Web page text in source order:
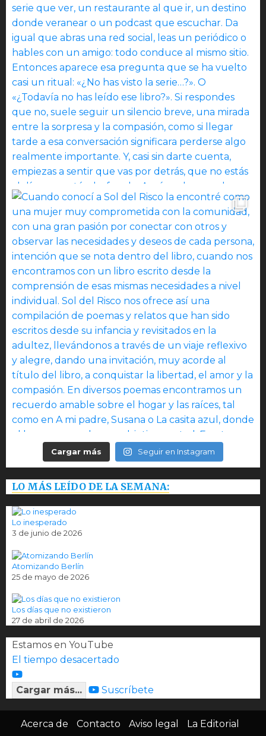
Cargar más Seguir en Instagram
LO MÁS LEÍDO DE LA SEMANA:
Lo inesperado
3 de junio de 2026
Atomizando Berlín
25 de mayo de 2026
Los días que no existieron
27 de abril de 2026
Estamos en YouTube
El tiempo desacertado
Cargar más... Suscríbete
Acerca de Contacto Aviso legal La Editorial